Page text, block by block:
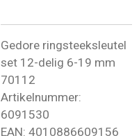
Gedore ringsteeksleutel
set 12-delig 6-19 mm
70112
Artikelnummer:
6091530
EAN: 4010886609156